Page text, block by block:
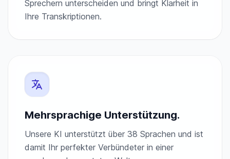
Sprechern unterscheiden und bringt Klarheit in
Ihre Transkriptionen.
Mehrsprachige Unterstützung.
Unsere KI unterstützt über 38 Sprachen und ist
damit Ihr perfekter Verbündeter in einer